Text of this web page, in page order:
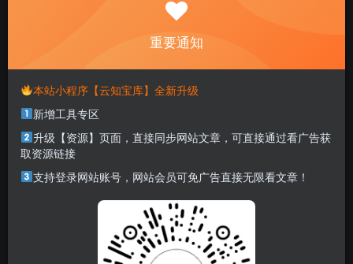
When you procrastinate, you become a slave to
yesterday.
本站部分资源打包为压缩包以方便分享，涉及较多
解压密码，如果你下载的资源需要解压密码，请点
击解压密码查看
本套资料为6套文艺唯美ppt，预览图如下。
重要通知
本站小程序【云知宝库】全新升级
新增工具专区
升级【资源】页面，直接同步网站文章，可直接通过看广告获
取资源链接
支持登录网站账号，网站会员可免广告直接无限看文章！